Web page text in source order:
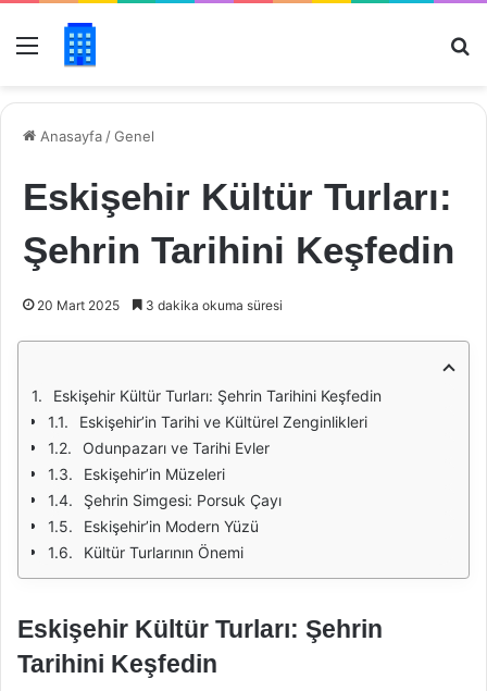
Menü
Anasayfa /Genel
Eskişehir Kültür Turları:
Şehrin Tarihini Keşfedin
20 Mart 2025 3 dakika okuma süresi
Eskişehir Kültür Turları: Şehrin Tarihini Keşfedin
Eskişehir’in Tarihi ve Kültürel Zenginlikleri
Odunpazarı ve Tarihi Evler
Eskişehir’in Müzeleri
Şehrin Simgesi: Porsuk Çayı
Eskişehir’in Modern Yüzü
Kültür Turlarının Önemi
Eskişehir Kültür Turları: Şehrin
Tarihini Keşfedin